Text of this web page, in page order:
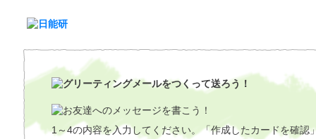
1～4の内容を入力してください。「作成したカードを確